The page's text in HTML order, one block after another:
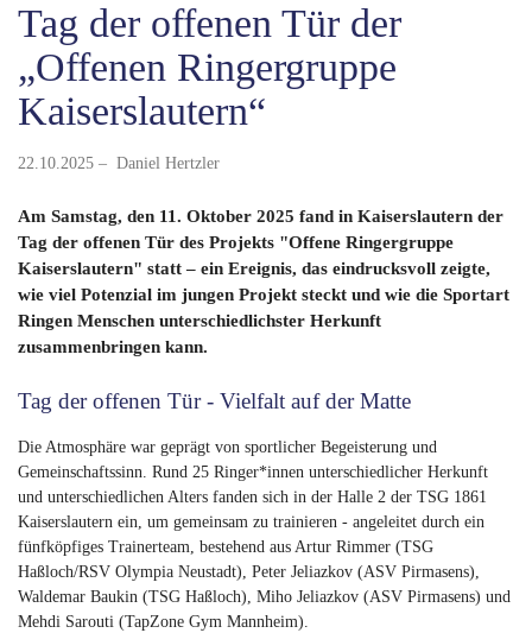
Tag der offenen Tür der
„Offenen Ringergruppe
Kaiserslautern“
22.10.2025 – Daniel Hertzler
Am Samstag, den 11. Oktober 2025 fand in Kaiserslautern der
Tag der offenen Tür des Projekts "Offene Ringergruppe
Kaiserslautern" statt – ein Ereignis, das eindrucksvoll zeigte,
wie viel Potenzial im jungen Projekt steckt und wie die Sportart
Ringen Menschen unterschiedlichster Herkunft
zusammenbringen kann.
Tag der offenen Tür - Vielfalt auf der Matte
Die Atmosphäre war geprägt von sportlicher Begeisterung und
Gemeinschaftssinn. Rund 25 Ringer*innen unterschiedlicher Herkunft
und unterschiedlichen Alters fanden sich in der Halle 2 der TSG 1861
Kaiserslautern ein, um gemeinsam zu trainieren - angeleitet durch ein
fünfköpfiges Trainerteam, bestehend aus Artur Rimmer (TSG
Haßloch/RSV Olympia Neustadt), Peter Jeliazkov (ASV Pirmasens),
Waldemar Baukin (TSG Haßloch), Miho Jeliazkov (ASV Pirmasens) und
Mehdi Sarouti (TapZone Gym Mannheim).